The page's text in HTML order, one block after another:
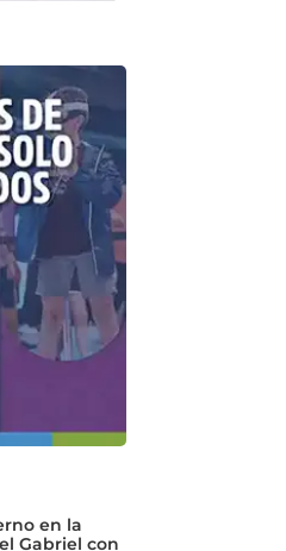
en la
Gabriel con